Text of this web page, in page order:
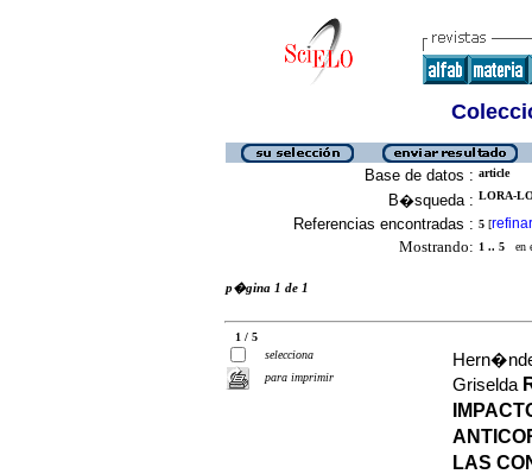
Base de datos : article
B�squeda : LORA-
Referencias encontradas : 5 [refinar
Mostrando: 1 .. 5 en
p�gina 1 de 1
1 / 5
selecciona
para imprimir
Griselda
LAS